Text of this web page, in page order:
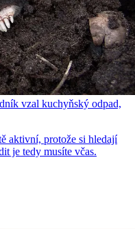
vzal kuchyňský odpad,
aktivní, protože si hledají
je tedy musíte včas.